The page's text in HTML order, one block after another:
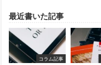
最近書いた記事
コラム記事